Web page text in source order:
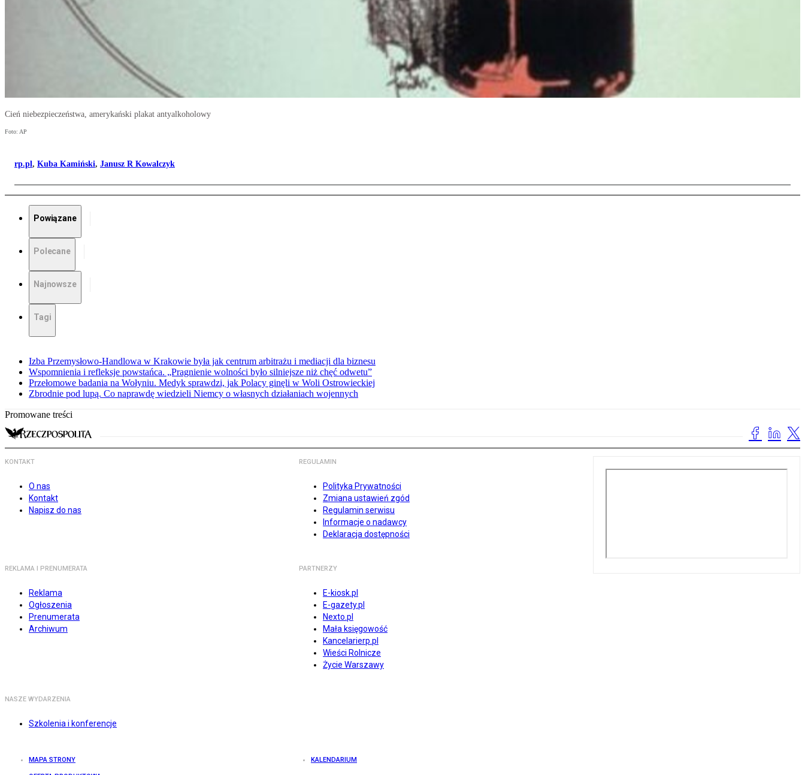
Cień niebezpieczeństwa, amerykański plakat antyalkoholowy
Foto: AP
rp.pl, Kuba Kamiński, Janusz R Kowalczyk
Powiązane
Polecane
Najnowsze
Tagi
Izba Przemysłowo-Handlowa w Krakowie była jak centrum arbitrażu i mediacji dla biznesu
Wspomnienia i refleksje powstańca. „Pragnienie wolności było silniejsze niż chęć odwetu”
Przełomowe badania na Wołyniu. Medyk sprawdzi, jak Polacy ginęli w Woli Ostrowieckiej
Zbrodnie pod lupą. Co naprawdę wiedzieli Niemcy o własnych działaniach wojennych
Promowane treści
KONTAKT
O nas
Kontakt
Napisz do nas
REGULAMIN
Polityka Prywatności
Zmiana ustawień zgód
Regulamin serwisu
Informacje o nadawcy
Deklaracja dostępności
REKLAMA I PRENUMERATA
Reklama
Ogłoszenia
Prenumerata
Archiwum
PARTNERZY
E-kiosk.pl
E-gazety.pl
Nexto.pl
Mała księgowość
Kancelarierp.pl
Wieści Rolnicze
Życie Warszawy
NASZE WYDARZENIA
Szkolenia i konferencje
MAPA STRONY KALENDARIUM